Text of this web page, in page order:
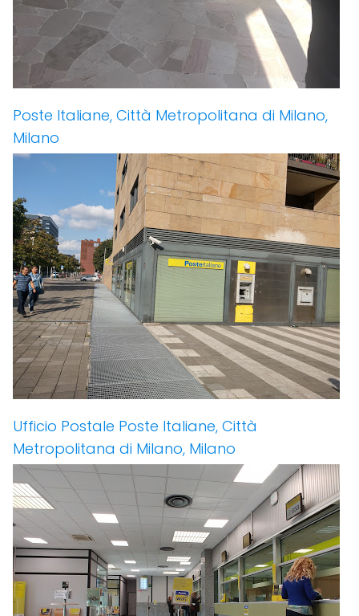
Poste Italiane, Città Metropolitana di Milano,
Milano
Ufficio Postale Poste Italiane, Città
Metropolitana di Milano, Milano